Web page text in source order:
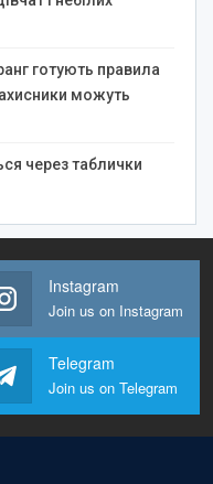
готують правила
можуть
через таблички
Instagram
Join us on Instagram
Telegram
Join us on Telegram